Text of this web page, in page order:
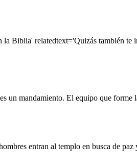
Biblia' relatedtext='Quizás también te
un mandamiento. El equipo que forme
entran al templo en busca de paz